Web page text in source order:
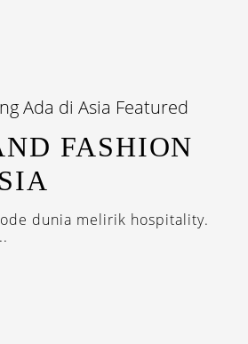
FASHION
dunia melirik hospitality.